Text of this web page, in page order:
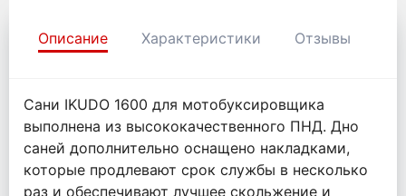
Описание Характеристики Отзывы
Сани IKUDO 1600 для мотобуксировщика
выполнена из высококачественного ПНД. Дно
саней дополнительно оснащено накладками,
которые продлевают срок службы в несколько
раз и обеспечивают лучшее скольжение и